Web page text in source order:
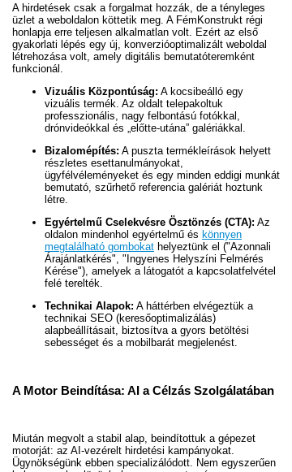
A hirdetések csak a forgalmat hozzák, de a tényleges
üzlet a weboldalon köttetik meg. A FémKonstrukt régi
honlapja erre teljesen alkalmatlan volt. Ezért az első
gyakorlati lépés egy új, konverzióoptimalizált weboldal
létrehozása volt, amely digitális bemutatóteremként
funkcionál.
Vizuális Központúság: A kocsibeálló egy
vizuális termék. Az oldalt telepakoltuk
professzionális, nagy felbontású fotókkal,
drónvideókkal és „előtte-utána” galériákkal.
Bizalomépítés: A puszta termékleírások helyett
részletes esettanulmányokat,
ügyfélvéleményeket és egy minden eddigi munkát
bemutató, szűrhető referencia galériát hoztunk
létre.
Egyértelmű Cselekvésre Ösztönzés (CTA): Az
oldalon mindenhol egyértelmű és könnyen
megtalálható gombokat helyeztünk el ("Azonnali
Árajánlatkérés", "Ingyenes Helyszíni Felmérés
Kérése"), amelyek a látogatót a kapcsolatfelvétel
felé terelték.
Technikai Alapok: A háttérben elvégeztük a
technikai SEO (keresőoptimalizálás)
alapbeállításait, biztosítva a gyors betöltési
sebességet és a mobilbarát megjelenést.
A Motor Beindítása: AI a Célzás Szolgálatában
Miután megvolt a stabil alap, beindítottuk a gépezet
motorját: az AI-vezérelt hirdetési kampányokat.
Ügynökségünk ebben specializálódott. Nem egyszerűen